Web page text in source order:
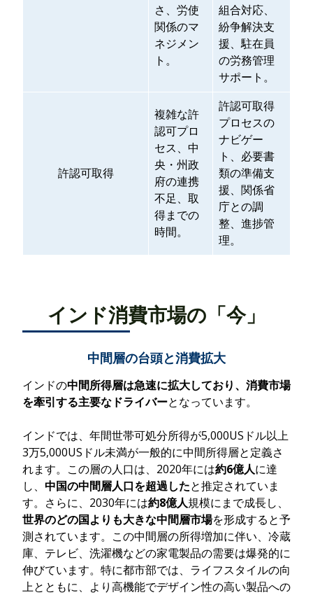
さ、労使
関係のマ
ネジメン
ト。
組合対応、
紛争解決支
援、駐在員
の労務管理
サポート。
許認可取得
複雑な許
認可プロ
セス、中
央・州政
府の連携
不足、取
得までの
時間。
許認可取得
プロセスの
ナビゲー
ト、必要書
類の準備支
援、関係省
庁との調
整、進捗管
理。
インド消費市場の「今」
中間層の台頭と消費拡大
インドの中間所得層は急速に拡大しており、消費市場
を牽引する主要なドライバーとなっています。
インドでは、年間世帯可処分所得が5,000USドル以上
3万5,000USドル未満が一般的に中間所得層と定義さ
れます。 この層の人口は、2020年には約6億人に達
し、 中国の中間層人口を超過したと推定されていま
す。さらに、 2030年には約8億人規模にまで成長し、
世界のどの国よりも大きな中間層市場を形成すると予
測されています。 この中間層の所得増加に伴い、冷蔵
庫、テレビ、洗濯機などの家電製品の需要は爆発的に
伸びています。特に都市部では、ライフスタイルの向
上とともに、より高機能でデザイン性の高い製品への